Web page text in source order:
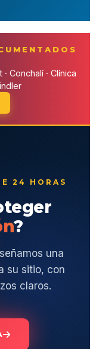
Conchalí · Clínica
24 HORAS
?
una
su sitio, con
claros.